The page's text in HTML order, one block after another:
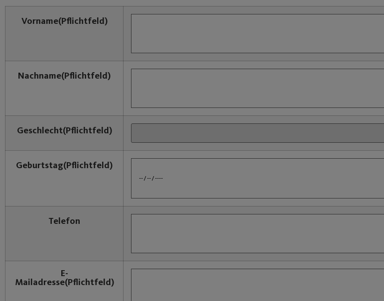
Vorname(Pflichtfeld)
Nachname(Pflichtfeld)
Geschlecht(Pflichtfeld)
Geburtstag(Pflichtfeld)
Telefon
E-
Mailadresse(Pflichtfeld)